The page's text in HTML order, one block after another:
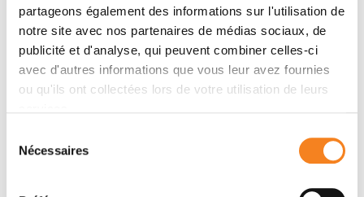
partageons également des informations sur l'utilisation de
notre site avec nos partenaires de médias sociaux, de
publicité et d'analyse, qui peuvent combiner celles-ci
avec d'autres informations que vous leur avez fournies
ou qu'ils ont collectées lors de votre utilisation de leurs
Nécessaires
Sarcomas
ENT cancers